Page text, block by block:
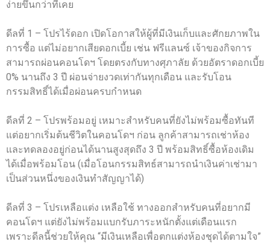
ง่ายขึ้นกว่าที่เคย
ดีลที่ 1 – โปรไร้ดอก เปิดโอกาสให้ผู้ที่มีเงินเก็บและศักยภาพใน
การซื้อ แต่ไม่อยากเสียดอกเบี้ย เช่น ฟรีแลนซ์ เจ้าของกิจการ
สามารถผ่อนคอนโดฯ โดยตรงกับทางศุภาลัย ด้วยอัตราดอกเบี้ย
0% นานถึง 3 ปี ผ่อนจ่ายงวดเท่ากันทุกเดือน และรับโอน
กรรมสิทธิ์ได้เมื่อผ่อนครบกำหนด
ดีลที่ 2 – โปรพร้อมอยู่ เหมาะสำหรับคนที่ยังไม่พร้อมซื้อทันที
แต่อยากเริ่มต้นชีวิตในคอนโดฯ ก่อน ลูกค้าสามารถเช่าห้อง
และทดลองอยู่ก่อนได้นานสูงสุดถึง 3 ปี พร้อมสิทธิ์ซื้อห้องเดิม
ได้เมื่อพร้อมโอน (เมื่อโอนกรรมสิทธ์สามารถนำเงินค่าเช่ามา
เป็นส่วนหนึ่งของเงินทำสัญญาได้)
ดีลที่ 3 – โปรเหลือแต่ง เหลือใช้ ทางออกสำหรับคนที่อยากมี
คอนโดฯ แต่ยังไม่พร้อมแบกรับภาระหนักตั้งแต่เดือนแรก
เพราะดีลนี้ช่วยให้คุณ “มีเงินเหลือเพื่อตกแต่งห้องชุดได้ตามใจ”